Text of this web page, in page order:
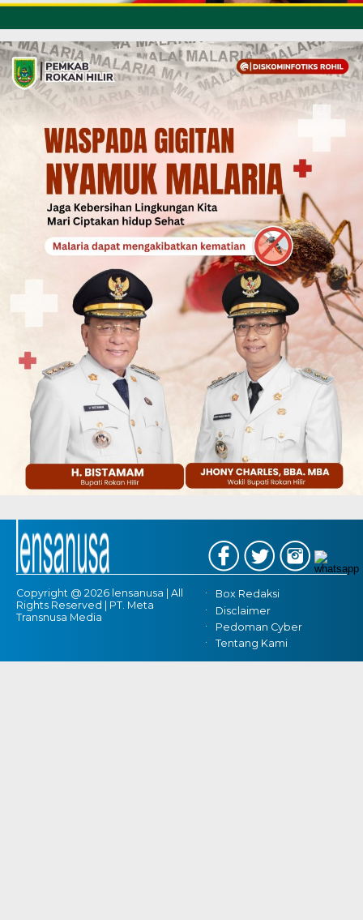
Copyright @ 2026 lensanusa | All
Rights Reserved | PT. Meta
Transnusa Media
Box Redaksi
Disclaimer
Pedoman Cyber
Tentang Kami